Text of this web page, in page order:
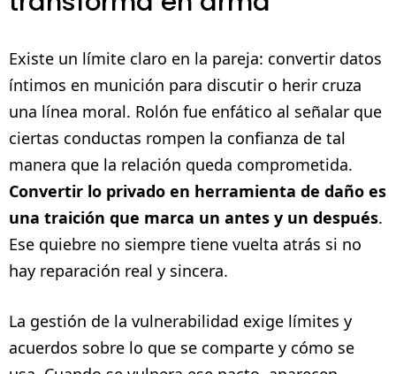
Existe un límite claro en la pareja: convertir datos
íntimos en munición para discutir o herir cruza
una línea moral. Rolón fue enfático al señalar que
ciertas conductas rompen la confianza de tal
manera que la relación queda comprometida.
Convertir lo privado en herramienta de daño es
una traición que marca un antes y un después.
Ese quiebre no siempre tiene vuelta atrás si no
hay reparación real y sincera.
La gestión de la vulnerabilidad exige límites y
acuerdos sobre lo que se comparte y cómo se